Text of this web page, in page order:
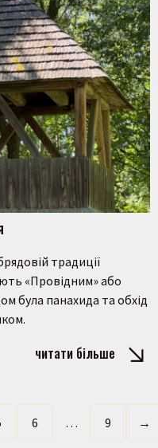
традиції
«Провідним» або
була панахида та обхід
читати більше
6 … 9 →